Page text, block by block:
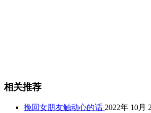
相关推荐
挽回女朋友触动心的话 2022年 10月